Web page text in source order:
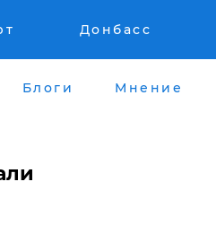
Донбасс
Блоги Мнение